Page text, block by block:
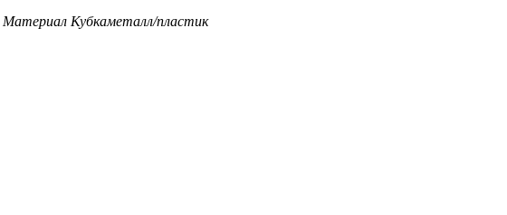
Материал Кубкаметалл/пластик